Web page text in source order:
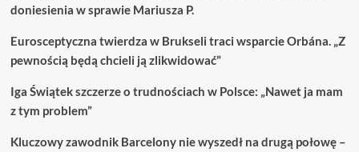
doniesienia w sprawie Mariusza P.
Eurosceptyczna twierdza w Brukseli traci wsparcie Orbána. „Z
pewnością będą chcieli ją zlikwidować”
Iga Świątek szczerze o trudnościach w Polsce: „Nawet ja mam
z tym problem”
Kluczowy zawodnik Barcelony nie wyszedł na drugą połowę –